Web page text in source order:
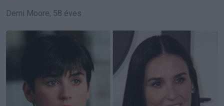
Demi Moore, 58 éves